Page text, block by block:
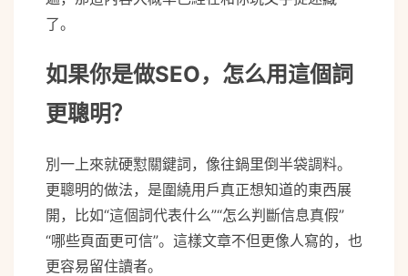
了。
如果你是做SEO，怎么用這個詞
更聰明？
別一上來就硬懟關鍵詞，像往鍋里倒半袋調料。
更聰明的做法，是圍繞用戶真正想知道的東西展
開，比如“這個詞代表什么”“怎么判斷信息真假”
“哪些頁面更可信”。這樣文章不但更像人寫的，也
更容易留住讀者。